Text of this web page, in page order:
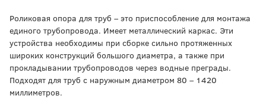
Роликовая опора для труб – это приспособление для монтажа
единого трубопровода. Имеет металлический каркас. Эти
устройства необходимы при сборке сильно протяженных
широких конструкций большого диаметра, а также при
прокладывании трубопроводов через водные преграды.
Подходят для труб с наружным диаметром 80 – 1420
миллиметров.